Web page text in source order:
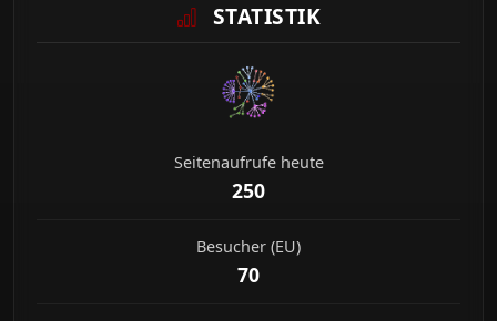
STATISTIK
Seitenaufrufe heute
250
Besucher (EU)
70